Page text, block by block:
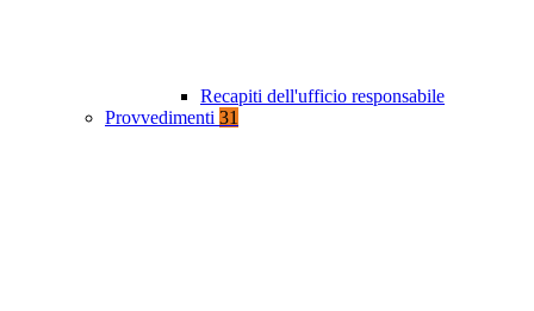
Recapiti dell'ufficio responsabile
Provvedimenti 31